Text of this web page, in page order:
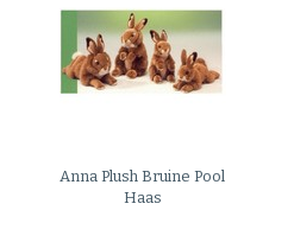
Anna Plush Bruine Pool
Haas